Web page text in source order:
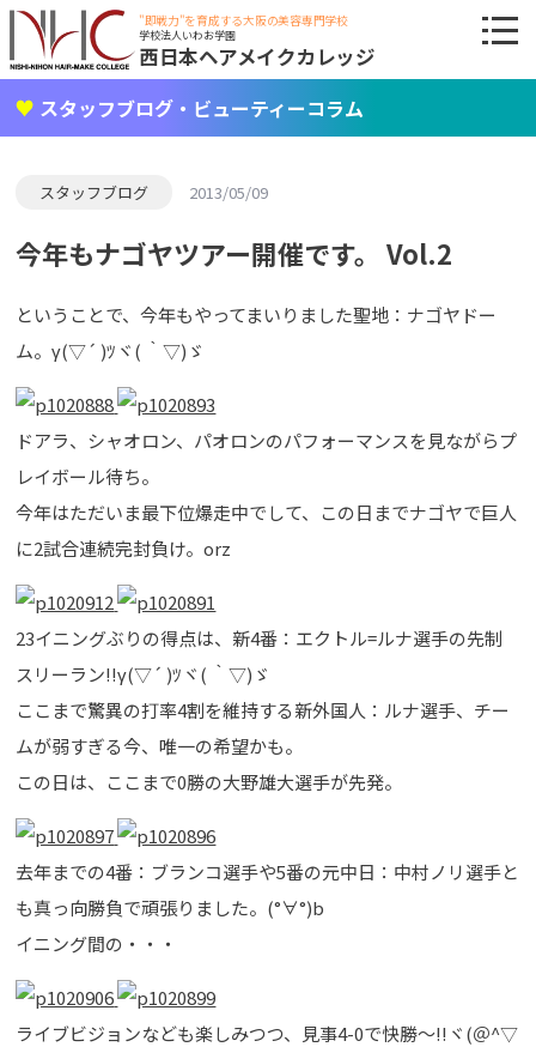
"即戦力"を育成する大阪の美容専門学校
学校法人いわお学園
西日本ヘアメイクカレッジ
スタッフブログ・ビューティーコラム
スタッフブログ 2013/05/09
今年もナゴヤツアー開催です。 Vol.2
ということで、今年もやってまいりました聖地：ナゴヤドー
ム。γ(▽´ )ﾂヾ( ｀▽)ゞ
ドアラ、シャオロン、パオロンのパフォーマンスを見ながらプ
レイボール待ち。
今年はただいま最下位爆走中でして、この日までナゴヤで巨人
に2試合連続完封負け。orz
23イニングぶりの得点は、新4番：エクトル=ルナ選手の先制
スリーラン!!γ(▽´ )ﾂヾ( ｀▽)ゞ
ここまで驚異の打率4割を維持する新外国人：ルナ選手、チー
ムが弱すぎる今、唯一の希望かも。
この日は、ここまで0勝の大野雄大選手が先発。
去年までの4番：ブランコ選手や5番の元中日：中村ノリ選手と
も真っ向勝負で頑張りました。(°∀°)b
イニング間の・・・
ライブビジョンなども楽しみつつ、見事4-0で快勝～!!ヾ(＠^▽